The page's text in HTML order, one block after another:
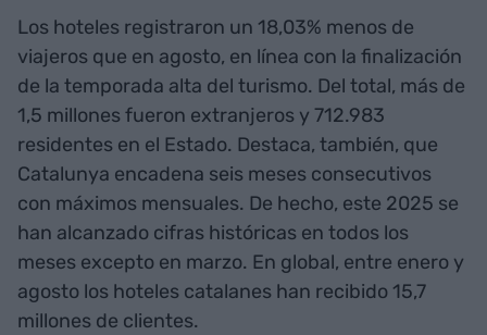
Los hoteles registraron un 18,03% menos de
viajeros que en agosto, en línea con la finalización
de la temporada alta del turismo. Del total, más de
1,5 millones fueron extranjeros y 712.983
residentes en el Estado. Destaca, también, que
Catalunya encadena seis meses consecutivos
con máximos mensuales. De hecho, este 2025 se
han alcanzado cifras históricas en todos los
meses excepto en marzo. En global, entre enero y
agosto los hoteles catalanes han recibido 15,7
millones de clientes.